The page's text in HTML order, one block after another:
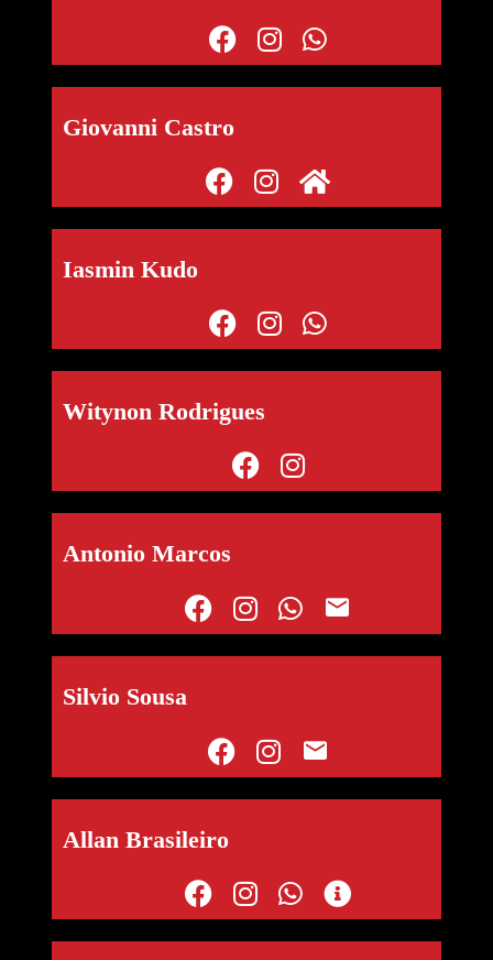
Giovanni Castro
Iasmin Kudo
Witynon Rodrigues
Antonio Marcos
Silvio Sousa
Allan Brasileiro